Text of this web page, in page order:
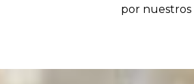
por nuestros